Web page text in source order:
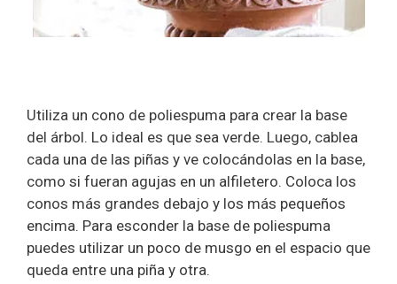
Utiliza un cono de poliespuma para crear la base
del árbol. Lo ideal es que sea verde. Luego, cablea
cada una de las piñas y ve colocándolas en la base,
como si fueran agujas en un alfiletero. Coloca los
conos más grandes debajo y los más pequeños
encima. Para esconder la base de poliespuma
puedes utilizar un poco de musgo en el espacio que
queda entre una piña y otra.